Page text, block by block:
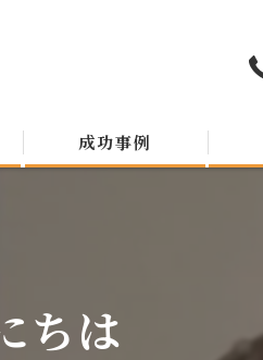
成功事例
ちは